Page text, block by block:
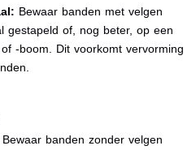
Bewaar banden met velgen
gestapeld of, nog beter, op een
-boom. Dit voorkomt vervorming
Bewaar banden zonder velgen